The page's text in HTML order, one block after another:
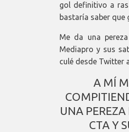
gol definitivo a
bastaría saber
Me da una
Mediapro y sus
culé desde Twitter
A MÍ
UNA
CTA Y